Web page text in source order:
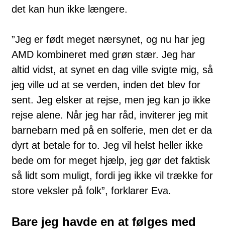
det kan hun ikke længere.
”Jeg er født meget nærsynet, og nu har jeg
AMD kombineret med grøn stær. Jeg har
altid vidst, at synet en dag ville svigte mig, så
jeg ville ud at se verden, inden det blev for
sent. Jeg elsker at rejse, men jeg kan jo ikke
rejse alene. Når jeg har råd, inviterer jeg mit
barnebarn med på en solferie, men det er da
dyrt at betale for to. Jeg vil helst heller ikke
bede om for meget hjælp, jeg gør det faktisk
så lidt som muligt, fordi jeg ikke vil trække for
store veksler på folk”, forklarer Eva.
Bare jeg havde en at følges med